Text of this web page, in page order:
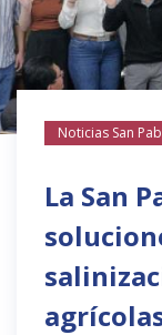
Noticias San
La San